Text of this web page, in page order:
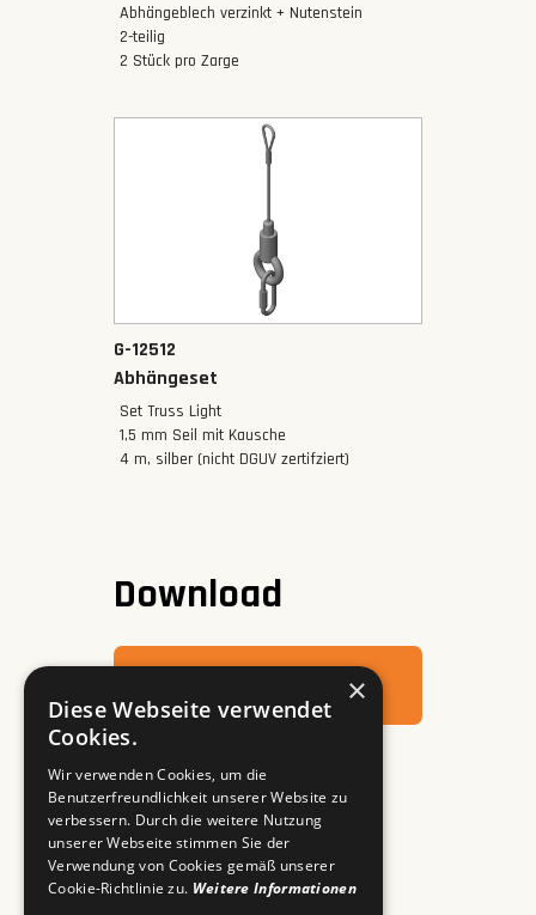
Abhängeblech verzinkt + Nutenstein
‍2-teilig
2 Stück pro Zarge
G-12512
Abhängeset
Set Truss Light
1,5 mm Seil mit Kausche
4 m, silber (nicht DGUV zertifziert)
Download
×
Diese Webseite verwendet
Cookies.
Wir verwenden Cookies, um die
Benutzerfreundlichkeit unserer Website zu
verbessern. Durch die weitere Nutzung
unserer Webseite stimmen Sie der
Verwendung von Cookies gemäß unserer
Cookie-Richtlinie zu. Weitere Informationen